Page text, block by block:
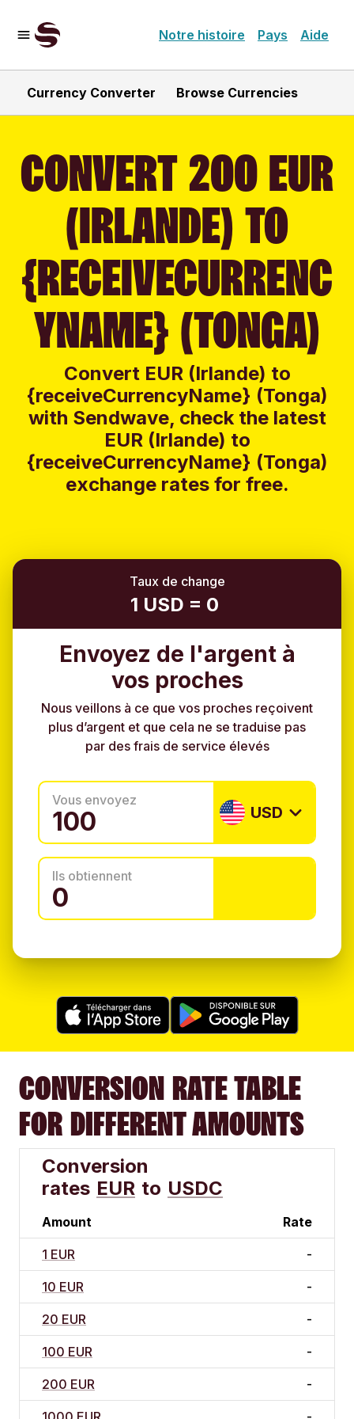
Notre histoire Pays Aide
Currency Converter Browse Currencies
CONVERT 200 EUR
(IRLANDE) TO
{RECEIVECURRENC
YNAME} (TONGA)
Convert EUR (Irlande) to
{receiveCurrencyName} (Tonga)
with Sendwave, check the latest
EUR (Irlande) to
{receiveCurrencyName} (Tonga)
exchange rates for free.
Taux de change
1 USD = 0
Envoyez de l'argent à
vos proches
Nous veillons à ce que vos proches reçoivent
plus d’argent et que cela ne se traduise pas
par des frais de service élevés
Vous envoyez
USD
Ils obtiennent
CONVERSION RATE TABLE
FOR DIFFERENT AMOUNTS
Conversion
rates EUR to USDC
Amount Rate
1 EUR -
10 EUR -
20 EUR -
100 EUR -
200 EUR -